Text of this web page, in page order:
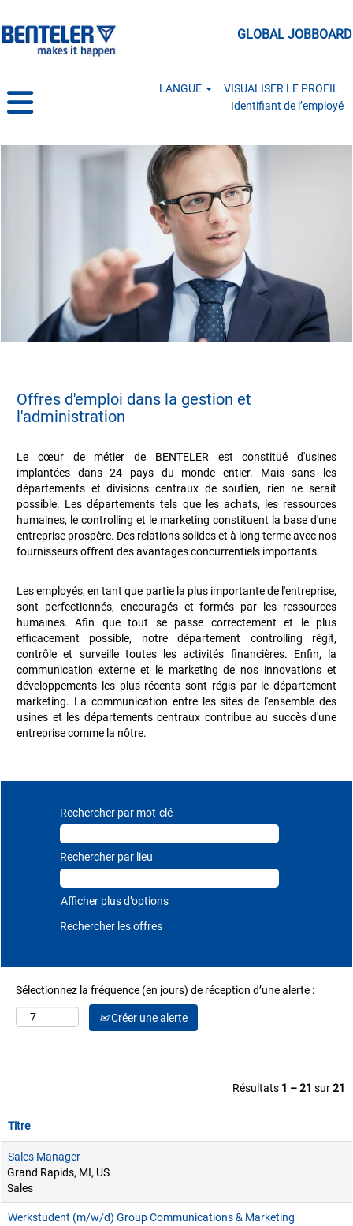
GLOBAL JOBBOARD
LANGUE
VISUALISER LE PROFIL
Identifiant de l’employé
Offres d'emploi dans la gestion et
l'administration
Le cœur de métier de BENTELER est constitué d'usines
implantées dans 24 pays du monde entier. Mais sans les
départements et divisions centraux de soutien, rien ne serait
possible. Les départements tels que les achats, les ressources
humaines, le controlling et le marketing constituent la base d'une
entreprise prospère. Des relations solides et à long terme avec nos
fournisseurs offrent des avantages concurrentiels importants.
Les employés, en tant que partie la plus importante de l'entreprise,
sont perfectionnés, encouragés et formés par les ressources
humaines. Afin que tout se passe correctement et le plus
efficacement possible, notre département controlling régit,
contrôle et surveille toutes les activités financières. Enfin, la
communication externe et le marketing de nos innovations et
développements les plus récents sont régis par le département
marketing. La communication entre les sites de l'ensemble des
usines et les départements centraux contribue au succès d'une
entreprise comme la nôtre.
Rechercher par mot-clé
Rechercher par lieu
Afficher plus d’options
Sélectionnez la fréquence (en jours) de réception d’une alerte :
Créer une alerte
Résultats 1 – 21 sur21
Titre
Sales Manager
Grand Rapids, MI, US
Sales
Werkstudent (m/w/d) Group Communications & Marketing